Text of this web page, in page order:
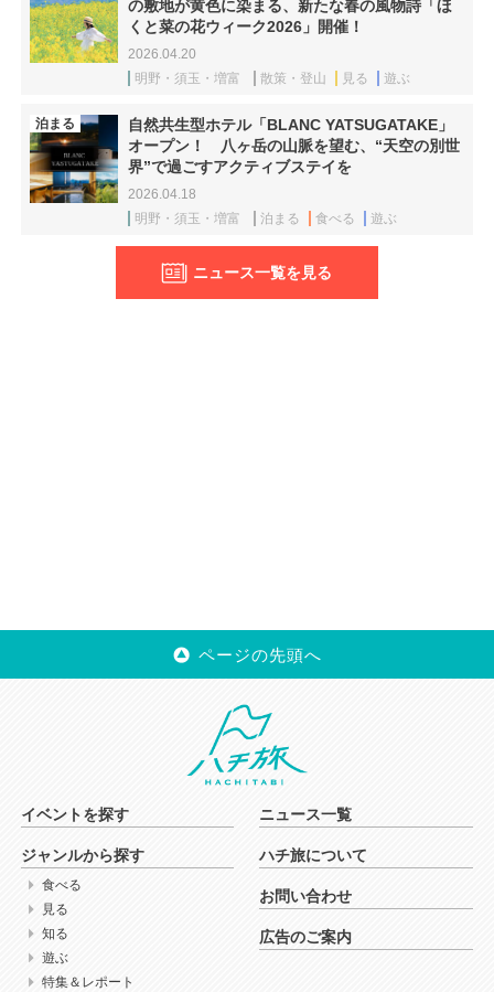
の敷地が黄色に染まる、新たな春の風物詩「ほ
くと菜の花ウィーク2026」開催！
2026.04.20
明野・須玉・増富
散策・登山 見る 遊ぶ
泊まる
自然共生型ホテル「BLANC YATSUGATAKE」
オープン！ 八ヶ岳の山脈を望む、“天空の別世
界”で過ごすアクティブステイを
2026.04.18
明野・須玉・増富
泊まる 食べる 遊ぶ
ニュース一覧を見る
ページの先頭へ
イベントを探す
ジャンルから探す
食べる
見る
知る
遊ぶ
特集＆レポート
ニュース一覧
ハチ旅について
お問い合わせ
広告のご案内